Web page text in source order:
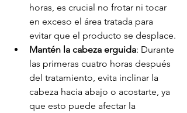
horas, es crucial no frotar ni tocar
en exceso el área tratada para
evitar que el producto se desplace.
Mantén la cabeza erguida: Durante
las primeras cuatro horas después
del tratamiento, evita inclinar la
cabeza hacia abajo o acostarte, ya
que esto puede afectar la